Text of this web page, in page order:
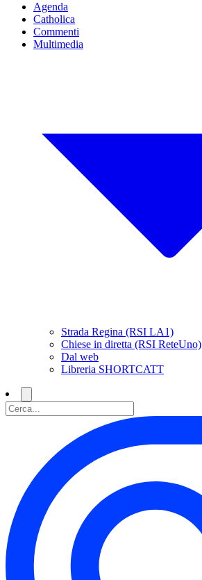
Agenda
Catholica
Commenti
Multimedia
Strada Regina (RSI LA1)
Chiese in diretta (RSI ReteUno)
Dal web
Libreria SHORTCATT